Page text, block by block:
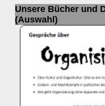
Unsere Bücher und
(Auswahl)